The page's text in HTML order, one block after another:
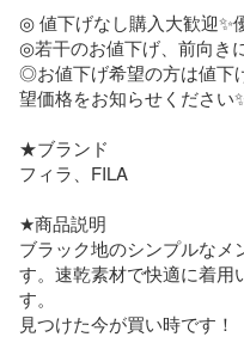
◎ 値下げなし購入大歓迎✨
◎若干のお値下げ、前向き
◎お値下げ希望の方は値下
望価格をお知らせください
★ブランド
フィラ、FILA
★商品説明
ブラック地のシンプルな
す。速乾素材で快適に着用
す。
見つけた今が買い時です！